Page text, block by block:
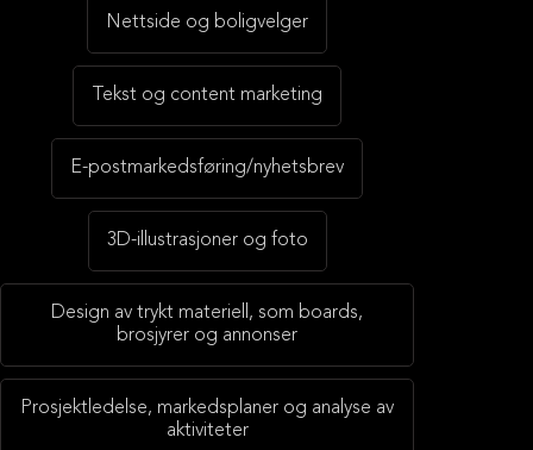
Nettside og boligvelger
Tekst og content marketing
E-postmarkedsføring/nyhetsbrev
3D-illustrasjoner og foto
Design av trykt materiell, som boards,
brosjyrer og annonser
Prosjektledelse, markedsplaner og analyse av
aktiviteter